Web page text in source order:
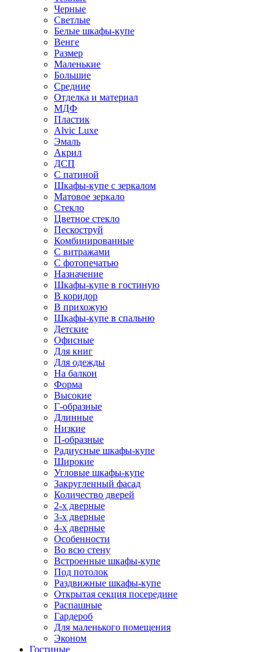
Черные
Светлые
Белые шкафы-купе
Венге
Размер
Маленькие
Большие
Средние
Отделка и материал
МДФ
Пластик
Alvic Luxe
Эмаль
Акрил
ДСП
С патиной
Шкафы-купе с зеркалом
Матовое зеркало
Стекло
Цветное стекло
Пескоструй
Комбинированные
С витражами
С фотопечатью
Назначение
Шкафы-купе в гостиную
В коридор
В прихожую
Шкафы-купе в спальню
Детские
Офисные
Для книг
Для одежды
На балкон
Форма
Высокие
Г-образные
Длинные
Низкие
П-образные
Радиусные шкафы-купе
Широкие
Угловые шкафы-купе
Закругленный фасад
Количество дверей
2-х дверные
3-х дверные
4-х дверные
Особенности
Во всю стену
Встроенные шкафы-купе
Под потолок
Раздвижные шкафы-купе
Открытая секция посередине
Распашные
Гардероб
Для маленького помещения
Эконом
Гостиные